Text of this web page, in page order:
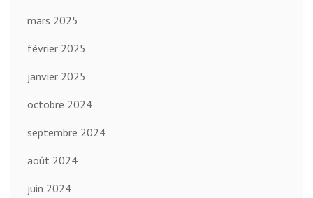
mars 2025
février 2025
janvier 2025
octobre 2024
septembre 2024
août 2024
juin 2024